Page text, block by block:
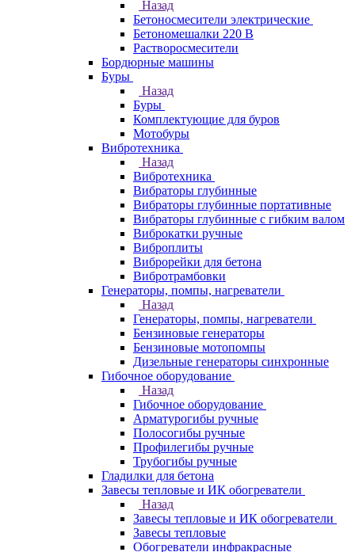
Назад
Бетоносмесители электрические
Бетономешалки 220 В
Растворосмесители
Бордюрные машины
Буры
Назад
Буры
Комплектующие для буров
Мотобуры
Вибротехника
Назад
Вибротехника
Вибраторы глубинные
Вибраторы глубинные портативные
Вибраторы глубинные с гибким валом
Виброкатки ручные
Виброплиты
Виброрейки для бетона
Вибротрамбовки
Генераторы, помпы, нагреватели
Назад
Генераторы, помпы, нагреватели
Бензиновые генераторы
Бензиновые мотопомпы
Дизельные генераторы синхронные
Гибочное оборудование
Назад
Гибочное оборудование
Арматурогибы ручные
Полосогибы ручные
Профилегибы ручные
Трубогибы ручные
Гладилки для бетона
Завесы тепловые и ИК обогреватели
Назад
Завесы тепловые и ИК обогреватели
Завесы тепловые
Обогреватели инфракрасные